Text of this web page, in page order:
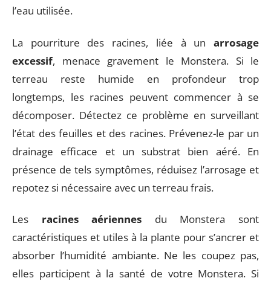
l’eau utilisée.
La pourriture des racines, liée à un arrosage
excessif, menace gravement le Monstera. Si le
terreau reste humide en profondeur trop
longtemps, les racines peuvent commencer à se
décomposer. Détectez ce problème en surveillant
l’état des feuilles et des racines. Prévenez-le par un
drainage efficace et un substrat bien aéré. En
présence de tels symptômes, réduisez l’arrosage et
repotez si nécessaire avec un terreau frais.
Les racines aériennes du Monstera sont
caractéristiques et utiles à la plante pour s’ancrer et
absorber l’humidité ambiante. Ne les coupez pas,
elles participent à la santé de votre Monstera. Si